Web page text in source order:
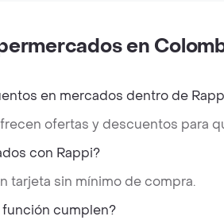
en
en mercados dentro de
ofertas y descuentos para
con Rappi?
tarjeta sin mínimo de compra.
función cumplen?